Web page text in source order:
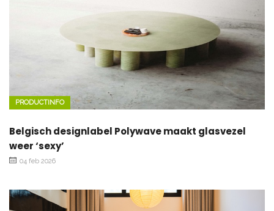
PRODUCTINFO
Belgisch designlabel Polywave maakt glasvezel
weer ‘sexy’
04 feb 2026